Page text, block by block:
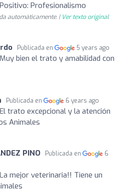
Positivo: Profesionalismo
automáticamente. | Ver texto original
Publicada en 5 years ago
Muy bien el trato y amabilidad con
Publicada en 6 years ago
El trato excepcional y la atención
Animales
PINO Publicada en
6
La mejor veterinaria!! Tiene un